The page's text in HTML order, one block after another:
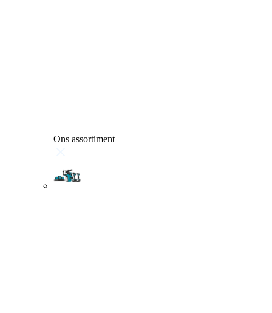
Ons assortiment